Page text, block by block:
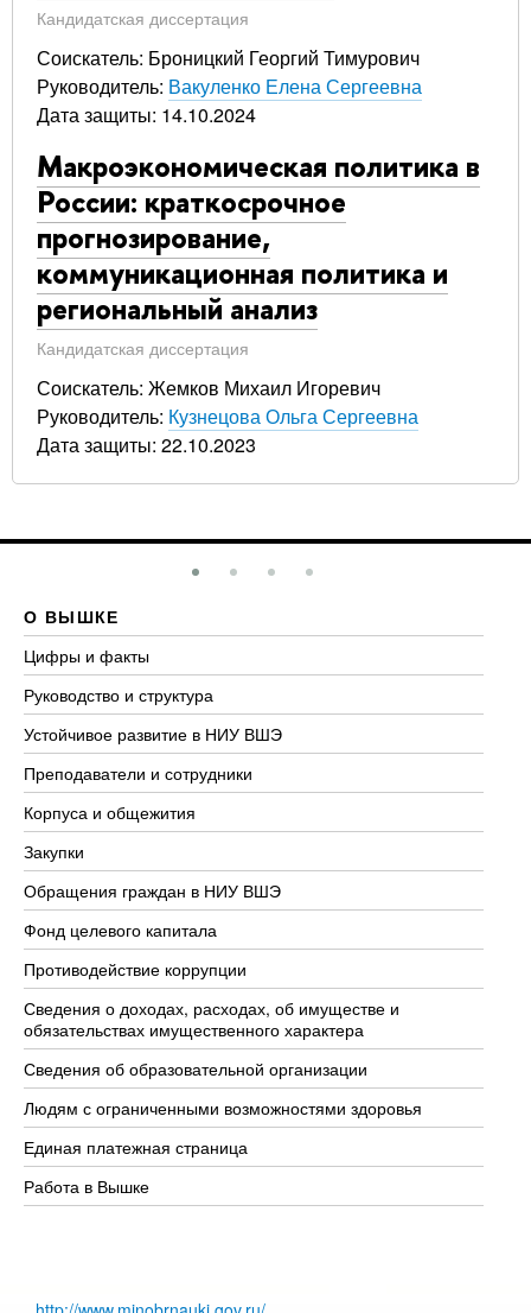
Кандидатская диссертация
Соискатель: Броницкий Георгий Тимурович
Руководитель: Вакуленко Елена Сергеевна
Дата защиты: 14.10.2024
Макроэкономическая политика в
России: краткосрочное
прогнозирование,
коммуникационная политика и
региональный анализ
Кандидатская диссертация
Соискатель: Жемков Михаил Игоревич
Руководитель: Кузнецова Ольга Сергеевна
Дата защиты: 22.10.2023
О ВЫШКЕ
Цифры и факты
Руководство и структура
Устойчивое развитие в НИУ ВШЭ
Преподаватели и сотрудники
Корпуса и общежития
Закупки
Обращения граждан в НИУ ВШЭ
Фонд целевого капитала
Противодействие коррупции
Сведения о доходах, расходах, об имуществе и
обязательствах имущественного характера
Сведения об образовательной организации
Людям с ограниченными возможностями здоровья
Единая платежная страница
Работа в Вышке